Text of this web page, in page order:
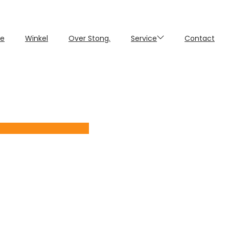
Winkel Over Stong. Service Contact